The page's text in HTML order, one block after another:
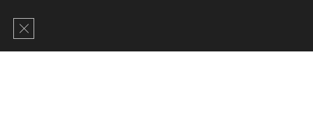
Close GDPR Cookie Banner